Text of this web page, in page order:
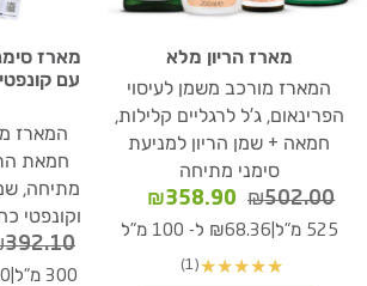
מארז הריון מלא
המארז מורכב משמן לעיסוי
הפרינאום, ג'ל לרגליים קלילות,
חמאה + שמן הריון למניעת
סימני מתיחה
₪502.00
המחיר
המקורי
₪502.00.
₪358.90
המחיר
הנוכחי
₪358.90.
525 מ"ל ₪68.36 ל- 100 מ"ל
★
★
★
★
★
(1)
מארז
עם
המארז
חמאת
מתיחה,
וקונפטי
392.10
300 מ"ל